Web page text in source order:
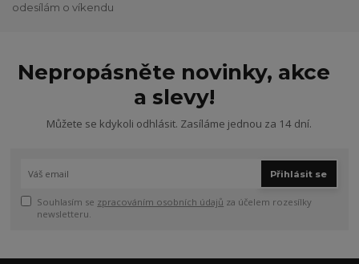
odesílám o víkendu
Nepropásněte novinky, akce
a slevy!
Můžete se kdykoli odhlásit. Zasíláme jednou za 14 dní.
Přihlásit se
Souhlasím se zpracováním osobních údajů za účelem rozesílky
newsletteru.